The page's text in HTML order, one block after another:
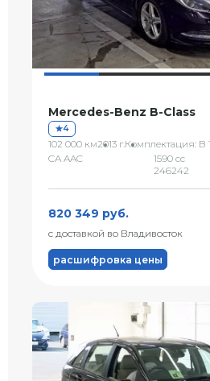
Mercedes-Benz B-Class
4
102 000 км2013 г.Комплектация: B
CA AAC
1590 сс
246242
820 349 руб.
с доставкой во Владивосток
расшифровка цены